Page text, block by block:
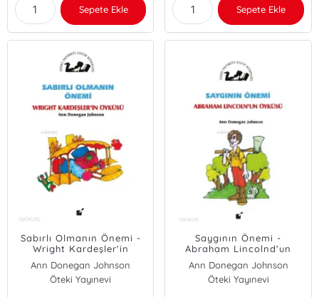
Sepete Ekle Sepete Ekle
Sabırlı Olmanın Önemi -
Wright Kardeşler'in
Ann Donegan Johnson
Öteki Yayınevi
Saygının Önemi -
Abraham Lincolnd'un
Ann Donegan Johnson
Öteki Yayınevi